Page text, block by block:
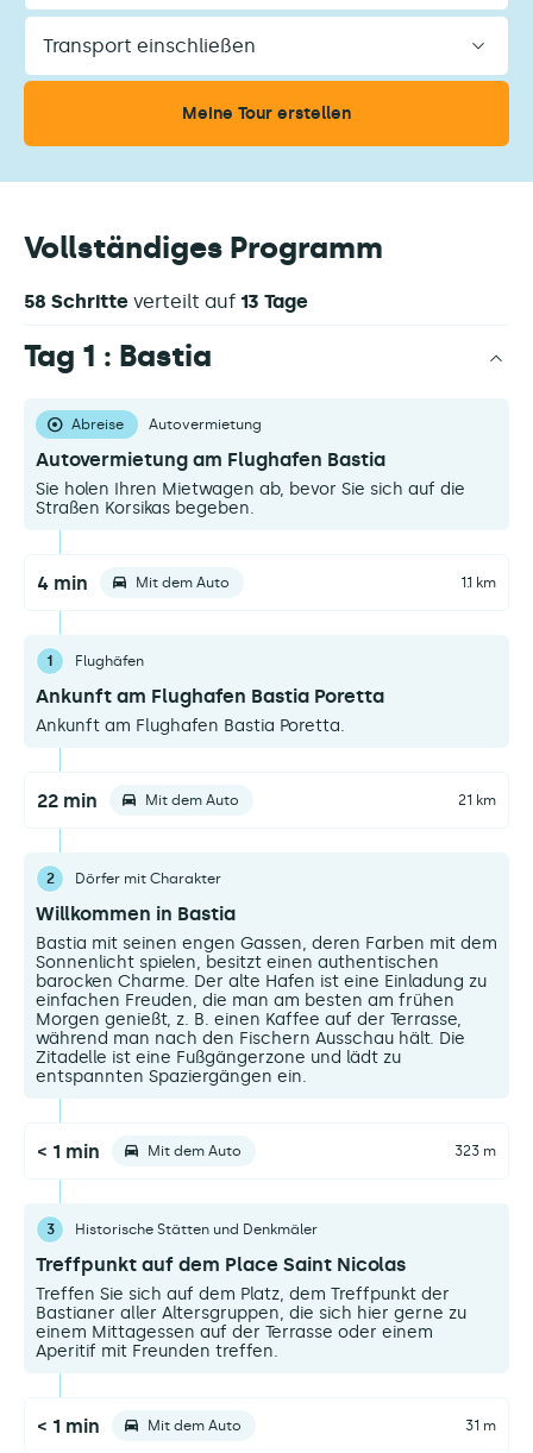
Transport
einschließen
Vollständiges Programm
58 Schritte verteilt auf 13 Tage
Tag 1 : Bastia
Abreise Autovermietung
Autovermietung am Flughafen Bastia
Sie holen Ihren Mietwagen ab, bevor Sie sich auf die
Straßen Korsikas begeben.
4 min Mit dem Auto 1.1 km
1 Flughäfen
Ankunft am Flughafen Bastia Poretta
Ankunft am Flughafen Bastia Poretta.
22 min Mit dem Auto 21 km
2 Dörfer mit Charakter
Willkommen in Bastia
Bastia mit seinen engen Gassen, deren Farben mit dem
Sonnenlicht spielen, besitzt einen authentischen
barocken Charme. Der alte Hafen ist eine Einladung zu
einfachen Freuden, die man am besten am frühen
Morgen genießt, z. B. einen Kaffee auf der Terrasse,
während man nach den Fischern Ausschau hält. Die
Zitadelle ist eine Fußgängerzone und lädt zu
entspannten Spaziergängen ein.
< 1 min Mit dem Auto 323 m
3 Historische Stätten und Denkmäler
Treffpunkt auf dem Place Saint Nicolas
Treffen Sie sich auf dem Platz, dem Treffpunkt der
Bastianer aller Altersgruppen, die sich hier gerne zu
einem Mittagessen auf der Terrasse oder einem
Aperitif mit Freunden treffen.
< 1 min Mit dem Auto 31 m